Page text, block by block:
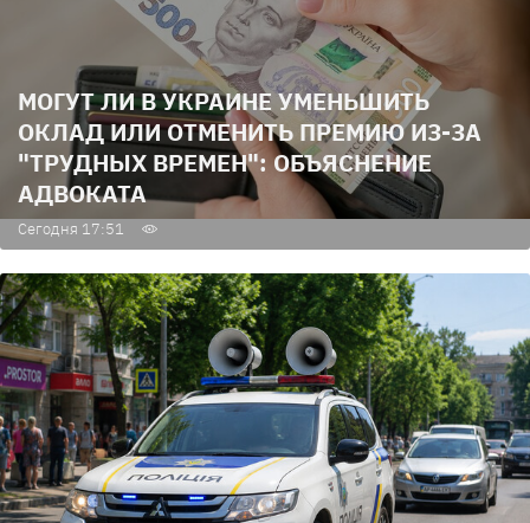
МОГУТ ЛИ В УКРАИНЕ УМЕНЬШИТЬ
ОКЛАД ИЛИ ОТМЕНИТЬ ПРЕМИЮ ИЗ-ЗА
"ТРУДНЫХ ВРЕМЕН": ОБЪЯСНЕНИЕ
АДВОКАТА
Сегодня 17:51